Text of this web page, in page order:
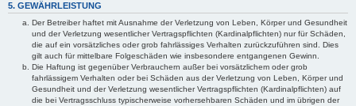
5. GEWÄHRLEISTUNG
Der Betreiber haftet mit Ausnahme der Verletzung von Leben, Körper und Gesundheit
und der Verletzung wesentlicher Vertragspflichten (Kardinalpflichten) nur für Schäden,
die auf ein vorsätzliches oder grob fahrlässiges Verhalten zurückzuführen sind. Dies
gilt auch für mittelbare Folgeschäden wie insbesondere entgangenen Gewinn.
Die Haftung ist gegenüber Verbrauchern außer bei vorsätzlichem oder grob
fahrlässigem Verhalten oder bei Schäden aus der Verletzung von Leben, Körper und
Gesundheit und der Verletzung wesentlicher Vertragspflichten (Kardinalpflichten) auf
die bei Vertragsschluss typischerweise vorhersehbaren Schäden und im übrigen der